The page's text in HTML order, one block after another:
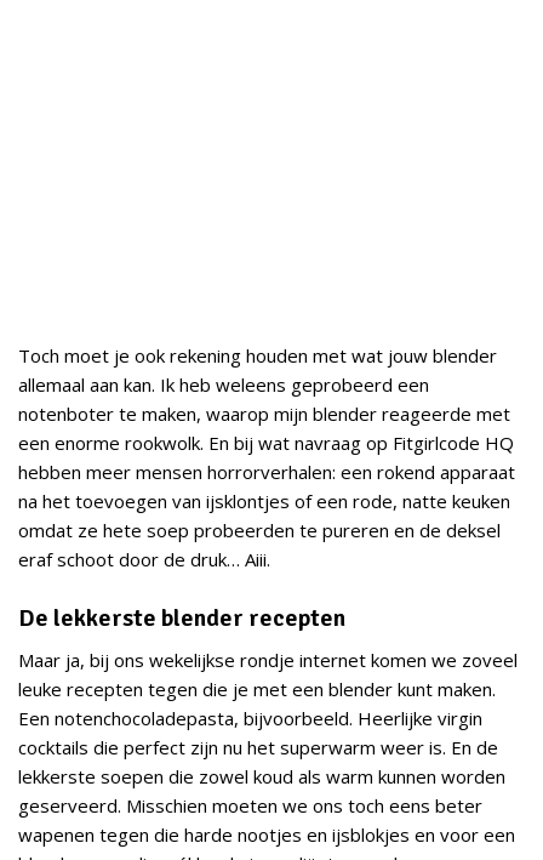
Toch moet je ook rekening houden met wat jouw blender
allemaal aan kan. Ik heb weleens geprobeerd een
notenboter te maken, waarop mijn blender reageerde met
een enorme rookwolk. En bij wat navraag op Fitgirlcode HQ
hebben meer mensen horrorverhalen: een rokend apparaat
na het toevoegen van ijsklontjes of een rode, natte keuken
omdat ze hete soep probeerden te pureren en de deksel
eraf schoot door de druk… Aiii.
De lekkerste blender recepten
Maar ja, bij ons wekelijkse rondje internet komen we zoveel
leuke recepten tegen die je met een blender kunt maken.
Een notenchocoladepasta, bijvoorbeeld. Heerlijke virgin
cocktails die perfect zijn nu het superwarm weer is. En de
lekkerste soepen die zowel koud als warm kunnen worden
geserveerd. Misschien moeten we ons toch eens beter
wapenen tegen die harde nootjes en ijsblokjes en voor een